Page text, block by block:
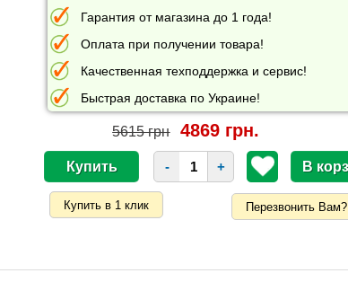
Гарантия от магазина до 1 года!
Оплата при получении товара!
Качественная техподдержка и сервис!
Быстрая доставка по Украине!
5615 грн 4869 грн.
- +
Перезвонить Вам?